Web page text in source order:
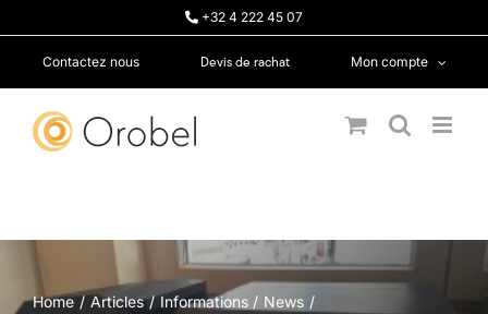
+32 4 222 45 07
Contactez nous Devis de rachat Mon compte
Home Articles Informations
News